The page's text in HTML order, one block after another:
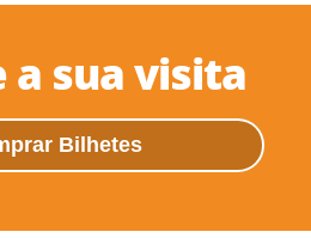
a sua visita
Bilhetes